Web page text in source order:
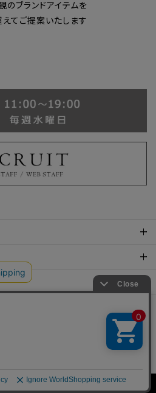
のブランドアイテムを
えてご提案いたします
co.,ltd .All rights reserved